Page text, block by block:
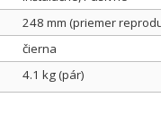
248 mm (priemer
čierna
4.1 kg (pár)